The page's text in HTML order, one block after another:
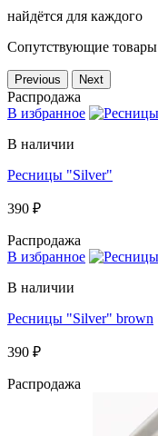
найдётся для каждого
Сопутствующие товары
Previous Next
Распродажа
В избранное
В наличии
Ресницы "Silver"
390 ₽
Распродажа
В избранное
В наличии
Ресницы "Silver" brown
390 ₽
Распродажа